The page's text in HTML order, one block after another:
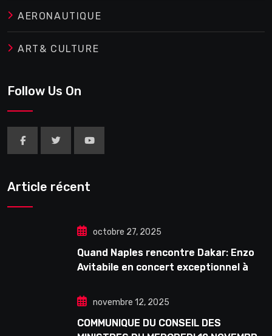
AERONAUTIQUE
ART& CULTURE
Follow Us On
Article récent
octobre 27, 2025
Quand Naples rencontre Dakar: Enzo
Avitabile en concert exceptionnel à
novembre 12, 2025
COMMUNIQUE DU CONSEIL DES